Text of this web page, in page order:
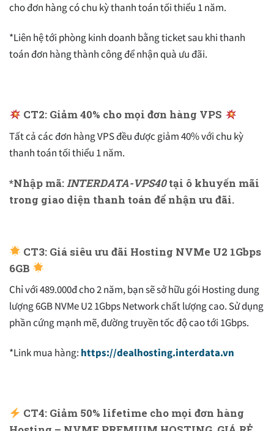
cho đơn hàng có chu kỳ thanh toán tối thiểu 1 năm.
*Liên hệ tới phòng kinh doanh bằng ticket sau khi thanh
toán đơn hàng thành công để nhận quà ưu đãi.
CT2: Giảm 40% cho mọi đơn hàng VPS
Tất cả các đơn hàng VPS đều được giảm 40% với chu kỳ
thanh toán tối thiểu 1 năm.
*Nhập mã:INTERDATA-VPS40tại ô khuyến mãi
trong giao diện thanh toán để nhận ưu đãi.
CT3: Giá siêu ưu đãi Hosting NVMe U2 1Gbps
6GB
Chỉ với 489.000đ cho 2 năm, bạn sẽ sở hữu gói Hosting dung
lượng 6GB NVMe U2 1Gbps Network chất lượng cao. Sử dụng
phần cứng mạnh mẽ, đường truyền tốc độ cao tới 1Gbps.
*Link mua hàng: https://dealhosting.interdata.vn
CT4: Giảm 50% lifetime cho mọi đơn hàng